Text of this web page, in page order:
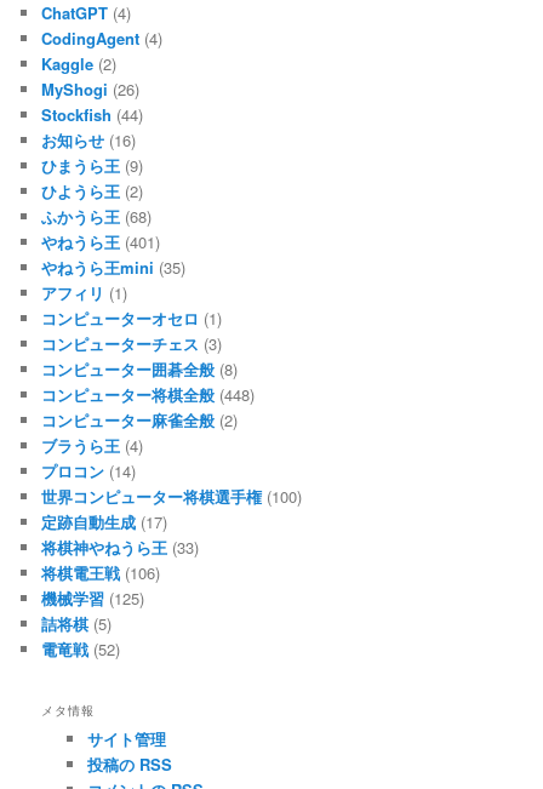
ChatGPT (4)
CodingAgent (4)
Kaggle (2)
MyShogi (26)
Stockfish (44)
お知らせ (16)
ひまうら王 (9)
ひようら王 (2)
ふかうら王 (68)
やねうら王 (401)
やねうら王mini (35)
アフィリ (1)
コンピューターオセロ (1)
コンピューターチェス (3)
コンピューター囲碁全般 (8)
コンピューター将棋全般 (448)
コンピューター麻雀全般 (2)
ブラうら王 (4)
プロコン (14)
世界コンピューター将棋選手権(100)
定跡自動生成 (17)
将棋神やねうら王 (33)
将棋電王戦 (106)
機械学習 (125)
詰将棋 (5)
電竜戦 (52)
メタ情報
サイト管理
投稿の RSS